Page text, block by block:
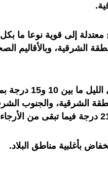
معتدلة إلى قوية نوعا ما
الشرقية، وبالأقاليم
وستتراوح درجات
المنطقة الشرقية، والجنوب
بأغلبية مناطق البلاد.